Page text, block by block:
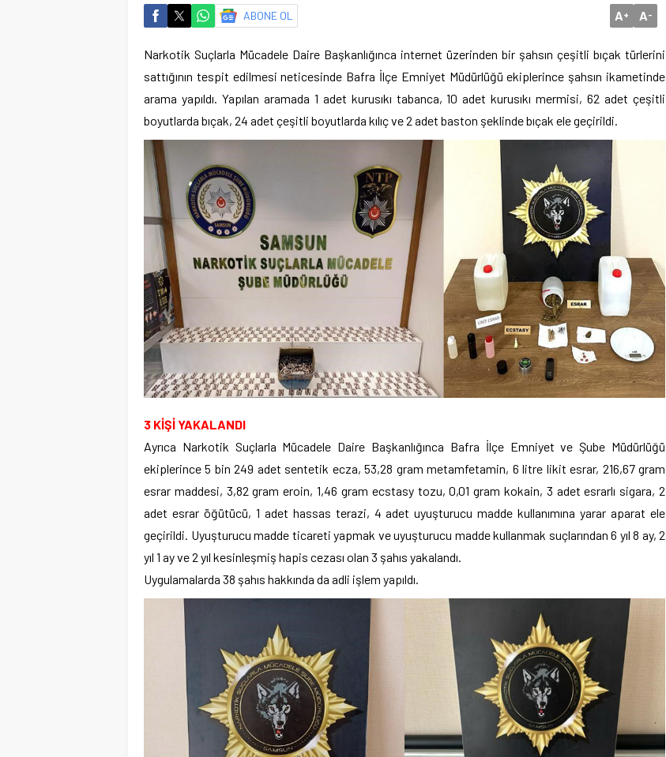
ABONE OL A+ A-
Narkotik Suçlarla Mücadele Daire Başkanlığınca internet üzerinden bir şahsın çeşitli bıçak türlerini
sattığının tespit edilmesi neticesinde Bafra İlçe Emniyet Müdürlüğü ekiplerince şahsın ikametinde
arama yapıldı. Yapılan aramada 1 adet kurusıkı tabanca, 10 adet kurusıkı mermisi, 62 adet çeşitli
boyutlarda bıçak, 24 adet çeşitli boyutlarda kılıç ve 2 adet baston şeklinde bıçak ele geçirildi.
3 KİŞİ YAKALANDI
Ayrıca Narkotik Suçlarla Mücadele Daire Başkanlığınca Bafra İlçe Emniyet ve Şube Müdürlüğü
ekiplerince 5 bin 249 adet sentetik ecza, 53,28 gram metamfetamin, 6 litre likit esrar, 216,67 gram
esrar maddesi, 3,82 gram eroin, 1,46 gram ecstasy tozu, 0,01 gram kokain, 3 adet esrarlı sigara, 2
adet esrar öğütücü, 1 adet hassas terazi, 4 adet uyuşturucu madde kullanımına yarar aparat ele
geçirildi. Uyuşturucu madde ticareti yapmak ve uyuşturucu madde kullanmak suçlarından 6 yıl 8 ay, 2
yıl 1 ay ve 2 yıl kesinleşmiş hapis cezası olan 3 şahıs yakalandı.
Uygulamalarda 38 şahıs hakkında da adli işlem yapıldı.